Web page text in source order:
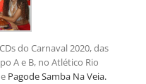
do Carnaval 2020, das
A e B, no Atlético Rio
Pagode Samba Na Veia.